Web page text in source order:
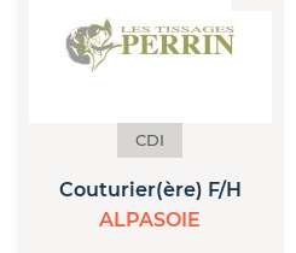
CDI
Couturier(ère) F/H
ALPASOIE